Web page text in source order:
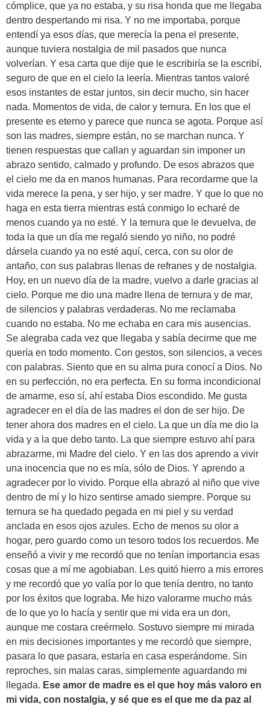
cómplice, que ya no estaba, y su risa honda que me llegaba
dentro despertando mi risa. Y no me importaba, porque
entendí ya esos días, que merecía la pena el presente,
aunque tuviera nostalgia de mil pasados que nunca
volverían. Y esa carta que dije que le escribiría se la escribí,
seguro de que en el cielo la leería. Mientras tantos valoré
esos instantes de estar juntos, sin decir mucho, sin hacer
nada. Momentos de vida, de calor y ternura. En los que el
presente es eterno y parece que nunca se agota. Porque así
son las madres, siempre están, no se marchan nunca. Y
tienen respuestas que callan y aguardan sin imponer un
abrazo sentido, calmado y profundo. De esos abrazos que
el cielo me da en manos humanas. Para recordarme que la
vida merece la pena, y ser hijo, y ser madre. Y que lo que no
haga en esta tierra mientras está conmigo lo echaré de
menos cuando ya no esté. Y la ternura que le devuelva, de
toda la que un día me regaló siendo yo niño, no podré
dársela cuando ya no esté aquí, cerca, con su olor de
antaño, con sus palabras llenas de refranes y de nostalgia.
Hoy, en un nuevo día de la madre, vuelvo a darle gracias al
cielo. Porque me dio una madre llena de ternura y de mar,
de silencios y palabras verdaderas. No me reclamaba
cuando no estaba. No me echaba en cara mis ausencias.
Se alegraba cada vez que llegaba y sabía decirme que me
quería en todo momento. Con gestos, son silencios, a veces
con palabras. Siento que en su alma pura conocí a Dios. No
en su perfección, no era perfecta. En su forma incondicional
de amarme, eso sí, ahí estaba Dios escondido. Me gusta
agradecer en el día de las madres el don de ser hijo. De
tener ahora dos madres en el cielo. La que un día me dio la
vida y a la que debo tanto. La que siempre estuvo ahí para
abrazarme, mi Madre del cielo. Y en las dos aprendo a vivir
una inocencia que no es mía, sólo de Dios. Y aprendo a
agradecer por lo vivido. Porque ella abrazó al niño que vive
dentro de mí y lo hizo sentirse amado siempre. Porque su
ternura se ha quedado pegada en mi piel y su verdad
anclada en esos ojos azules. Echo de menos su olor a
hogar, pero guardo como un tesoro todos los recuerdos. Me
enseñó a vivir y me recordó que no tenían importancia esas
cosas que a mí me agobiaban. Les quitó hierro a mis errores
y me recordó que yo valía por lo que tenía dentro, no tanto
por los éxitos que lograba. Me hizo valorarme mucho más
de lo que yo lo hacía y sentir que mi vida era un don,
aunque me costara creérmelo. Sostuvo siempre mi mirada
en mis decisiones importantes y me recordó que siempre,
pasara lo que pasara, estaría en casa esperándome. Sin
reproches, sin malas caras, simplemente aguardando mi
llegada. Ese amor de madre es el que hoy más valoro en
mi vida, con nostalgia, y sé que es el que me da paz al